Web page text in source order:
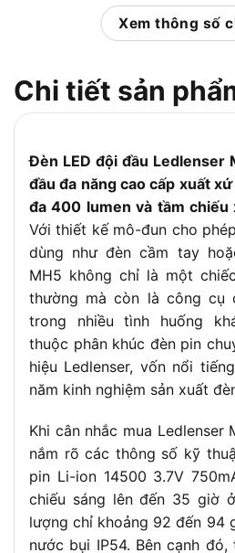
20 lumens
Tầm chiếu xa mức
Low Power
40m
sáng mức Power
Thời gian chiếu
sáng mức Low
Power
35 giờ
Chỉ số hoàn màu
CRI
70
Nhiệt độ màu ánh
sáng
6000 –
Có thể sạc lại
Có
Thời gian sạc
150 phút
750mAh
Cáp sạc kèm theo
Charging
MH / ML4
Nguồn pin thay
thế
Có thể dùng
Ledlenser
Hệ thống sạc
Magnetic
Xem thông số
Chi tiết sản
Đèn LED đội đầu Ledlenser
đầu đa năng cao cấp xuất
đa 400 lumen và tầm chiếu
Với thiết kế mô-đun cho
dùng như đèn cầm tay
MH5 không chỉ là một
thường mà còn là công cụ
trong nhiều tình huống
thuộc phân khúc đèn pin
hiệu Ledlenser, vốn nổi
năm kinh nghiệm sản xuất
Khi cân nhắc mua Ledlenser
nắm rõ các thông số kỹ
pin Li-ion 14500 3.7V
chiếu sáng lên đến 35 giờ
lượng chỉ khoảng 92 đến 94
nước bụi IP54. Bên cạnh